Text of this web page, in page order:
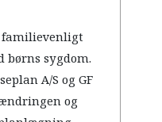
familievenligt
sygdom.
A/S og GF
og